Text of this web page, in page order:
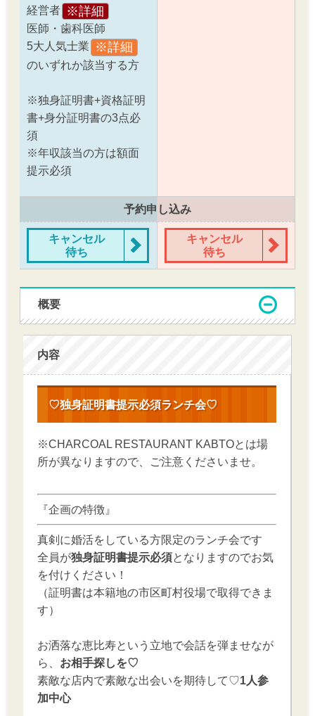
経営者 ※詳細
医師・歯科医師
5大人気士業
※詳細
のいずれか該当する方
※独身証明書+資格証明
書+身分証明書の3点必
須
※年収該当の方は額面
提示必須
予約申し込み
キャンセル
待ち
キャンセル
待ち
概要
内容
♡独身証明書提示必須ランチ会♡
※CHARCOAL RESTAURANT KABTOとは場
所が異なりますので、ご注意くださいませ。
『企画の特徴』
真剣に婚活をしている方限定のランチ会です
全員が独身証明書提示必須となりますのでお気
を付けください！
（証明書は本籍地の市区町村役場で取得できま
す）
お洒落な恵比寿という立地で会話を弾ませなが
ら、 お相手探しを♡
素敵な店内で素敵な出会いを期待して♡1人参
加中心